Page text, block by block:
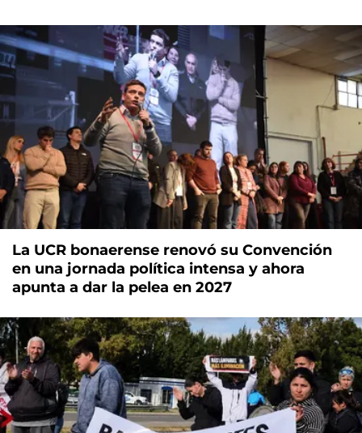
La UCR bonaerense renovó su Convención
en una jornada política intensa y ahora
apunta a dar la pelea en 2027